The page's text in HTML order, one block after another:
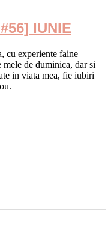
IUNIE
cu experiente faine
de duminica, dar si
in viata mea, fie iubiri